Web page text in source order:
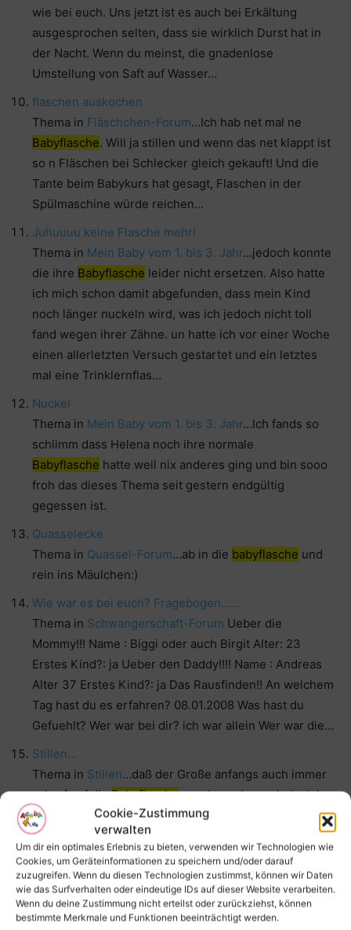
Cookie-Zustimmung
verwalten
Um dir ein optimales Erlebnis zu bieten, verwenden wir Technologien wie
Cookies, um Geräteinformationen zu speichern und/oder darauf
zuzugreifen. Wenn du diesen Technologien zustimmst, können wir Daten
wie das Surfverhalten oder eindeutige IDs auf dieser Website verarbeiten.
Wenn du deine Zustimmung nicht erteilst oder zurückziehst, können
bestimmte Merkmale und Funktionen beeinträchtigt werden.
wie bei euch. Uns jetzt ist es auch bei Erkältung
ausgesprochen selten, dass sie wirklich Durst hat in
der Nacht. Wenn du meinst, die gnadenlose
Umstellung von Saft auf Wasser…
flaschen auskochen
Thema in Fläschchen-Forum…Ich hab net mal ne
Babyflasche. Will ja stillen und wenn das net klappt ist
so n Fläschen bei Schlecker gleich gekauft! Und die
Tante beim Babykurs hat gesagt, Flaschen in der
Spülmaschine würde reichen…
Juhuuuu keine Flasche mehr!
Thema in Mein Baby vom 1. bis 3. Jahr…jedoch konnte
die ihre Babyflasche leider nicht ersetzen. Also hatte
ich mich schon damit abgefunden, dass mein Kind
noch länger nuckeln wird, was ich jedoch nicht toll
fand wegen ihrer Zähne. un hatte ich vor einer Woche
einen allerletzten Versuch gestartet und ein letztes
mal eine Trinklernflas…
Nuckel
Thema in Mein Baby vom 1. bis 3. Jahr…Ich fands so
schlimm dass Helena noch ihre normale
Babyflasche hatte weil nix anderes ging und bin sooo
froh das dieses Thema seit gestern endgültig
gegessen ist.
Quasselecke
Thema in Quassel-Forum…ab in die babyflasche und
rein ins Mäulchen:)
Wie war es bei euch? Fragebogen……
Thema in Schwangerschaft-Forum Ueber die
Mommy!!! Name : Biggi oder auch Birgit Alter: 23
Erstes Kind?: ja Ueber den Daddy!!!! Name : Andreas
Alter 37 Erstes Kind?: ja Das Rausfinden!! An welchem
Tag hast du es erfahren? 08.01.2008 Was hast du
Gefuehlt? Wer war bei dir? ich war allein Wer war die…
Stillen…
Thema in Stillen…daß der Große anfangs auch immer
scharf auf dieBabyflaschewar. Irgendwann habe ich
sie ihm dann gegeben, er hat´s probiert und meinte
„Bäähhh, eklig!“ Wenn ich ihn dann mal fragte, ob er
auch was will, sagte er immer „Nein, das ist
Babymilch!“ Ich denke, einfach mal probieren lassen
und wenn die…
Wie lange den Schnuller?